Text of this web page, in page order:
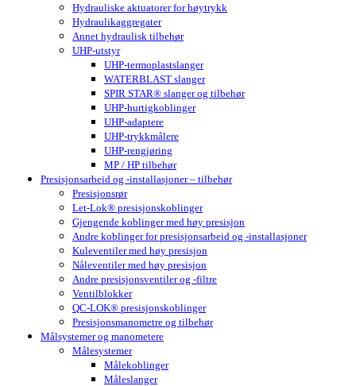
Hydrauliske aktuatorer for høytrykk
Hydraulikaggregater
Annet hydraulisk tilbehør
UHP-utstyr
UHP-termoplastslanger
WATERBLAST slanger
SPIR STAR® slanger og tilbehør
UHP-hurtigkoblinger
UHP-adaptere
UHP-trykkmålere
UHP-rengjøring
MP / HP tilbehør
Presisjonsarbeid og -installasjoner – tilbehør
Presisjonsrør
Let-Lok® presisjonskoblinger
Gjengende koblinger med høy presisjon
Andre koblinger for presisjonsarbeid og -installasjoner
Kuleventiler med høy presisjon
Nåleventiler med høy presisjon
Andre presisjonsventiler og -filtre
Ventilblokker
QC-LOK® presisjonskoblinger
Presisjonsmanometre og tilbehør
Målsystemer og manometere
Målesystemer
Målekoblinger
Måleslanger